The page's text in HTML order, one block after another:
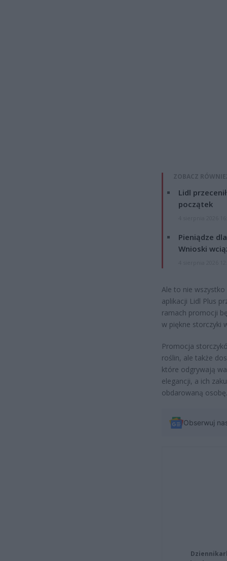
ZOBACZ
Lidl
początek
Pieniądze
Wnioski
Ale to nie wszystko
aplikacji Lidl Plus
ramach promocji
w piękne storczyki
Promocja
roślin, ale także
które odgrywają
elegancji, a ich
obdarowaną osobę.
Obserwuj